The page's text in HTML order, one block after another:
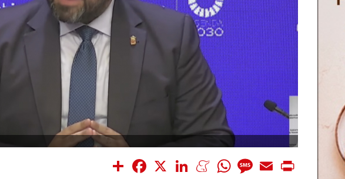
Share Facebook LinkedInMeneameWhatsAppMessage
Email